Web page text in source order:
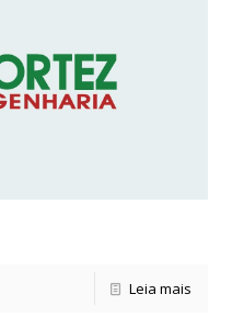
Leia mais